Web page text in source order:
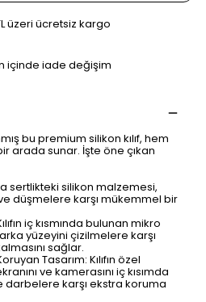
üzeri ücretsiz kargo
içinde iade değişim
bu premium silikon kılıf, hem
arada sunar. İşte öne çıkan
sertlikteki silikon malzemesi,
düşmelere karşı mükemmel bir
iç kısmında bulunan mikro
yüzeyini çizilmelere karşı
sağlar.
Tasarım: Kılıfın özel
ve kamerasını iç kısımda
darbelere karşı ekstra koruma